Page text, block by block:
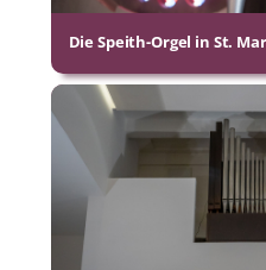
Die Speith-Orgel in St.